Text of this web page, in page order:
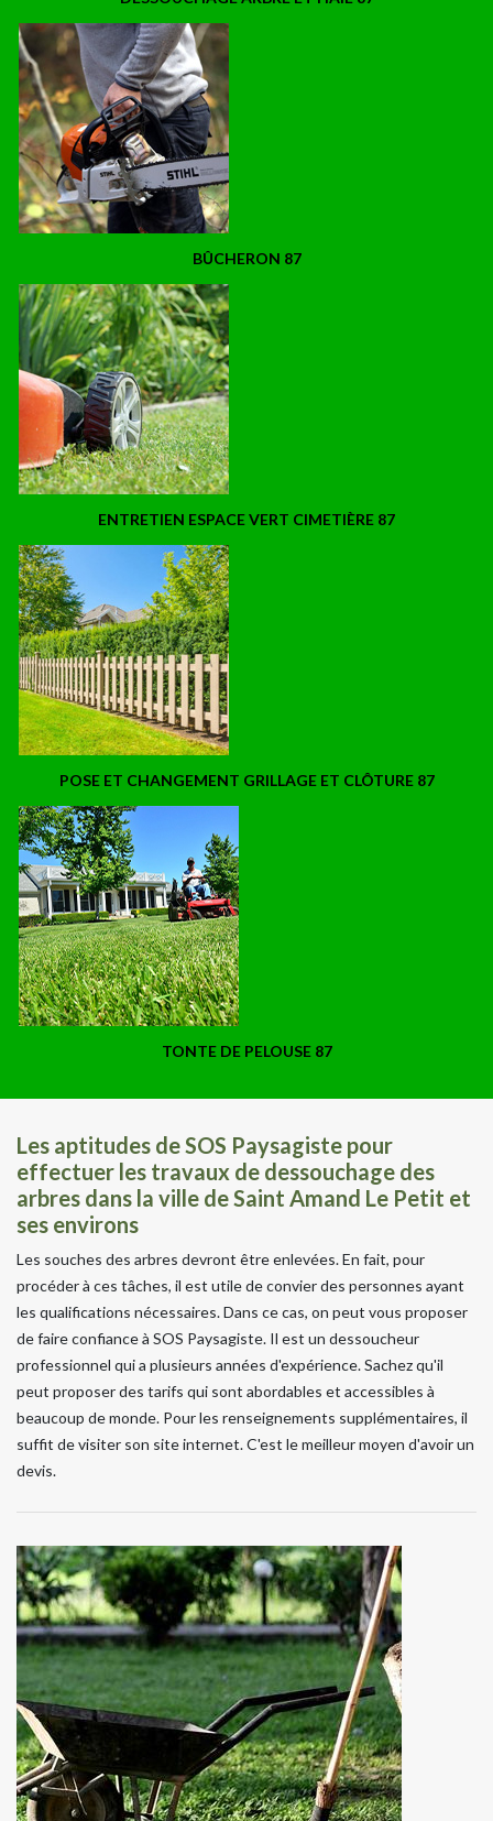
BÛCHERON 87
ENTRETIEN ESPACE VERT CIMETIÈRE 87
POSE ET CHANGEMENT GRILLAGE ET CLÔTURE 87
TONTE DE PELOUSE 87
Les aptitudes de SOS Paysagiste pour
effectuer les travaux de dessouchage des
arbres dans la ville de Saint Amand Le Petit et
ses environs
Les souches des arbres devront être enlevées. En fait, pour
procéder à ces tâches, il est utile de convier des personnes ayant
les qualifications nécessaires. Dans ce cas, on peut vous proposer
de faire confiance à SOS Paysagiste. Il est un dessoucheur
professionnel qui a plusieurs années d'expérience. Sachez qu'il
peut proposer des tarifs qui sont abordables et accessibles à
beaucoup de monde. Pour les renseignements supplémentaires, il
suffit de visiter son site internet. C'est le meilleur moyen d'avoir un
devis.